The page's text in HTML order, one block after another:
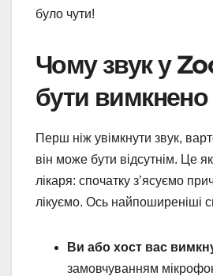
було чути!
Чому звук у
бути вимкнено
Перш ніж увімкнути звук,
він може бути відсутнім. Це
лікаря: спочатку з’ясуємо
лікуємо. Ось найпоширеніші
Ви або хост вас
замовчуванням